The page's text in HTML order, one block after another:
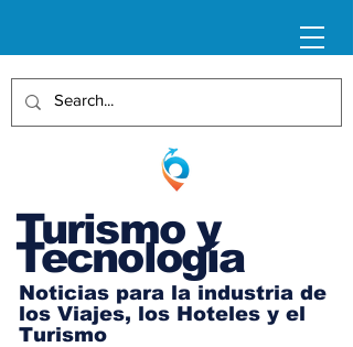
Turismo y
Tecnología
Noticias para la industria de
los Viajes, los Hoteles y el
Turismo